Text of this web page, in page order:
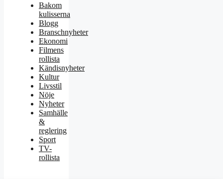
Bakom
kulisserna
Blogg
Branschnyheter
Ekonomi
Filmens
rollista
Kändisnyheter
Kultur
Livsstil
Nöje
Nyheter
Samhälle
&
reglering
Sport
TV-
rollista